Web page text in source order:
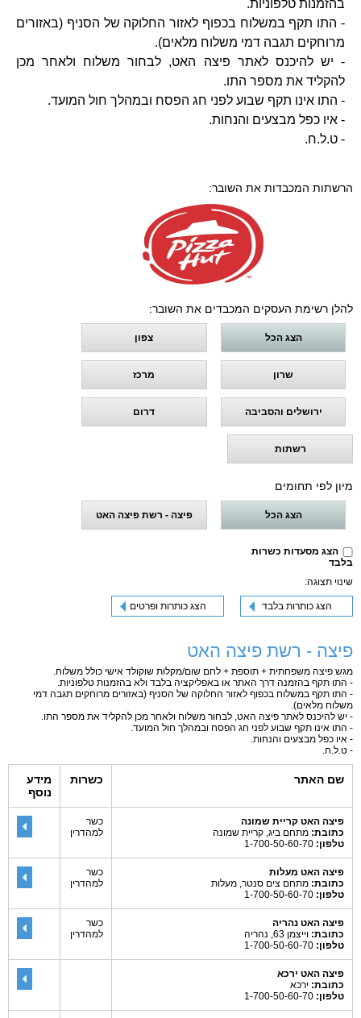
בהזמנות טלפוניות.
- התו תקף במשלוח בכפוף לאזור החלוקה של הסניף (באזורים
מרוחקים תגבה דמי משלוח מלאים).
- יש להיכנס לאתר פיצה האט, לבחור משלוח ולאחר מכן
להקליד את מספר התו.
- התו אינו תקף שבוע לפני חג הפסח ובמהלך חול המועד.
- איו כפל מבצעים והנחות.
- ט.ל.ח.
הרשתות המכבדות את השובר:
להלן רשימת העסקים המכבדים את השובר:
הצג הכל צפון
שרון מרכז
ירושלים והסביבה דרום
רשתות
מיון לפי תחומים
הצג הכל פיצה - רשת פיצה האט
הצג מסעדות כשרות
בלבד
שינוי תצוגה:
הצג כותרות בלבד הצג כותרות ופרטים
פיצה - רשת פיצה האט
מגש פיצה משפחתית + תוספת + לחם שום/מקלות שוקולד אישי כולל משלוח.
- התו תקף בהזמנה דרך האתר או באפליקציה בלבד ולא בהזמנות טלפוניות.
- התו תקף במשלוח בכפוף לאזור החלוקה של הסניף (באזורים מרוחקים תגבה דמי
משלוח מלאים).
- יש להיכנס לאתר פיצה האט, לבחור משלוח ולאחר מכן להקליד את מספר התו.
- התו אינו תקף שבוע לפני חג הפסח ובמהלך חול המועד.
- איו כפל מבצעים והנחות.
- ט.ל.ח.
שם האתר כשרות
מידע
נוסף
פיצה האט קריית שמונה
כתובת: מתחם ביג, קריית שמונה
טלפון:
כשר
למהדרין
פיצה האט מעלות
כתובת: מתחם צים סנטר, מעלות
טלפון:
כשר
למהדרין
פיצה האט נהריה
כתובת: וייצמן 63, נהריה
טלפון:
כשר
למהדרין
פיצה האט ירכא
כתובת: ירכא
טלפון: